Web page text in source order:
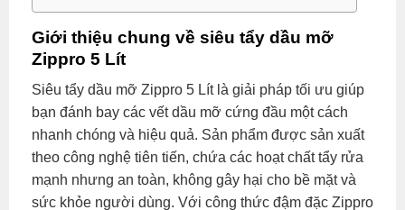
Giới thiệu chung về siêu tẩy dầu mỡ
Zippro 5 Lít
Siêu tẩy dầu mỡ Zippro 5 Lít là giải pháp tối ưu giúp
bạn đánh bay các vết dầu mỡ cứng đầu một cách
nhanh chóng và hiệu quả. Sản phẩm được sản xuất
theo công nghệ tiên tiến, chứa các hoạt chất tẩy rửa
mạnh nhưng an toàn, không gây hại cho bề mặt và
sức khỏe người dùng. Với công thức đậm đặc Zippro